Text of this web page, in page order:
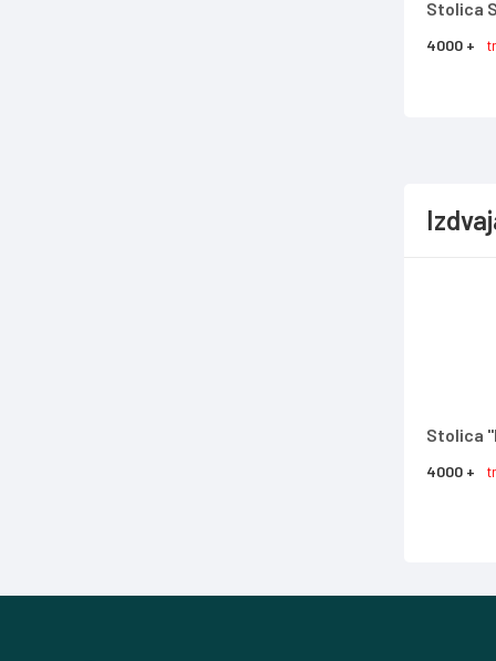
Stolica
4000 +
Stolica
4000 +